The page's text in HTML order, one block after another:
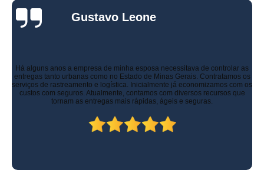
Gustavo Leone
Há alguns anos a empresa de minha esposa necessitava de controlar as
entregas tanto urbanas como no Estado de Minas Gerais. Contratamos os
serviços de rastreamento e logística. Inicialmente já economizamos com os
custos com seguros. Atualmente, contamos com diversos recursos que
tornam as entregas mais rápidas, ágeis e seguras.